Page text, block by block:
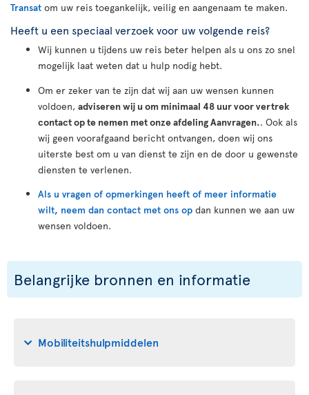
Transat om uw reis toegankelijk, veilig en aangenaam te maken.
Heeft u een speciaal verzoek voor uw volgende reis?
Wij kunnen u tijdens uw reis beter helpen als u ons zo snel
mogelijk laat weten dat u hulp nodig hebt.
Om er zeker van te zijn dat wij aan uw wensen kunnen
voldoen, adviseren wij u om minimaal 48 uur voor vertrek
contact op te nemen met onze afdeling Aanvragen.. Ook als
wij geen voorafgaand bericht ontvangen, doen wij ons
uiterste best om u van dienst te zijn en de door u gewenste
diensten te verlenen.
Als u vragen of opmerkingen heeft of meer informatie
wilt, neem dan contact met ons op dan kunnen we aan uw
wensen voldoen.
Belangrijke bronnen en informatie
Mobiliteitshulpmiddelen